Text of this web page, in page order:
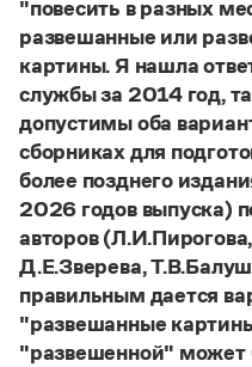
Словари русского языка
Справочники
Правила русской
Русский язык. Краткий
для школьников
Письмовник
Справочник по пунктуации
Словарь-справочник
Справочник по фразеологии
Азбучные истины
Словарь-справочник
Управление в
Словарь русских
Словарь
Правила русской
(1956)
"повесить в разных
развешанные или
картины. Я нашла
службы за 2014 год,
допустимы оба
сборниках для
более позднего
2026 годов выпуска)
авторов
Д.Е.Зверева,
правильным дается
"развешанные
"развешенной" может